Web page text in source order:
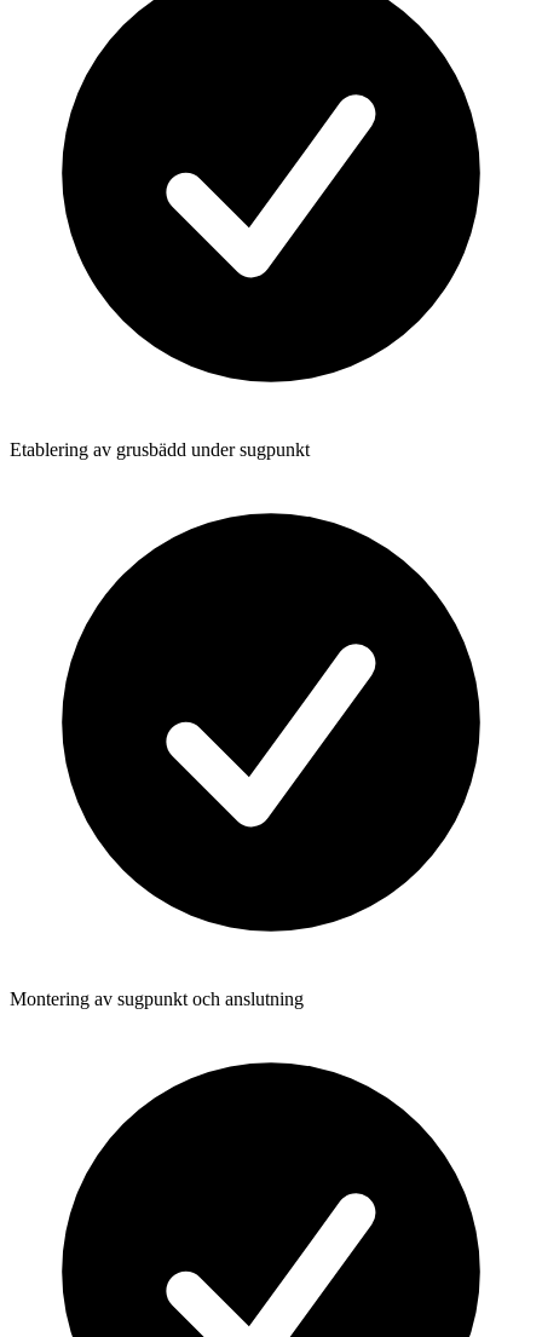
Etablering av grusbädd under sugpunkt
Montering av sugpunkt och anslutning